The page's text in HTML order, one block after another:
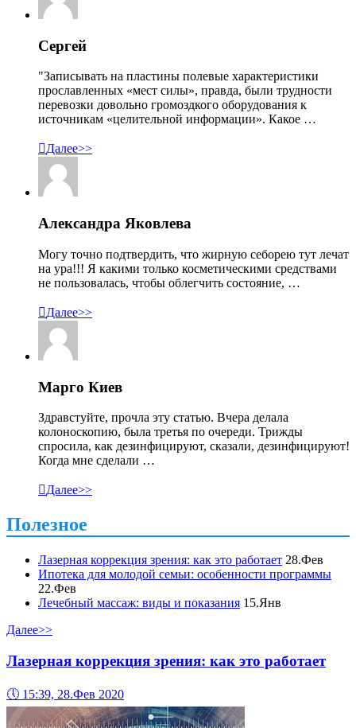
Сергей
"Записывать на пластины полевые характеристики
прославленных «мест силы», правда, были трудности
перевозки довольно громоздкого оборудования к
источникам «целительной информации». Какое …
Далее>>
Александра Яковлева
Могу точно подтвердить, что жирную себорею тут лечат
на ура!!! Я какими только косметическими средствами
не пользовалась, чтобы облегчить состояние, …
Далее>>
Марго Киев
Здравстуйте, прочла эту статью. Вчера делала
колоноскопию, была третья по очереди. Трижды
спросила, как дезинфицируют, сказали, дезинфицируют!
Когда мне сделали …
Далее>>
Полезное
Лазерная коррекция зрения: как это работает 28.Фев
Ипотека для молодой семьи: особенности программы
22.Фев
Лечебный массаж: виды и показания 15.Янв
Далее>>
Лазерная коррекция зрения: как это работает
🕔 15:39, 28.Фев 2020